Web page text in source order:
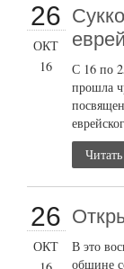
26
ОКТ
16
С 16 по
прошла
26
ОКТ
В это
общине